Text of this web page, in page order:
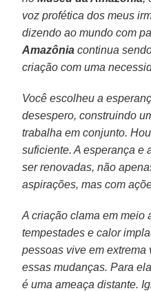
voz profética dos meus
dizendo ao mundo com
Amazônia continua
criação com uma
Você escolheu a
desespero, construindo
trabalha em conjunto.
suficiente. A esperança e
ser renovadas, não
aspirações, mas com
A criação clama em meio
tempestades e calor
pessoas vive em
essas mudanças. Para
é uma ameaça distante.